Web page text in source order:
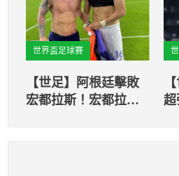
也
世界盃足球賽
【世足】阿根廷擊敗
宏都拉斯！宏都拉斯